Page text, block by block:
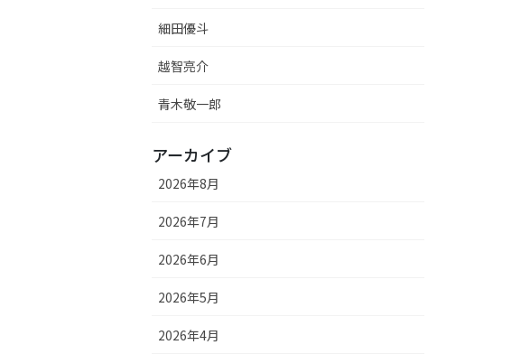
細田優斗
越智亮介
青木敬一郎
アーカイブ
2026年8月
2026年7月
2026年6月
2026年5月
2026年4月